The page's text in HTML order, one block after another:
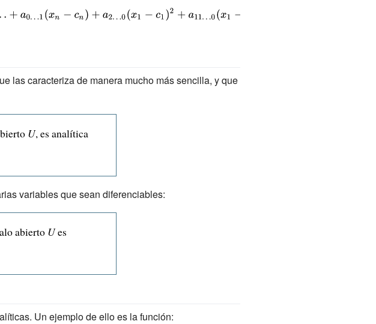
las caracteriza de manera mucho más sencilla, y que
U, es analítica
variables que sean diferenciables:
abierto Ues
Un ejemplo de ello es la función: